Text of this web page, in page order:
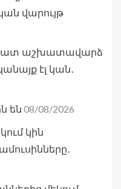
վարույթ
շատ աշխատավարձ
էլ կան․
են 08/08/2026
կին